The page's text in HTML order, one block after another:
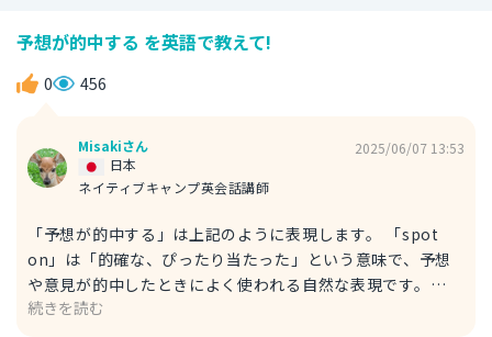
予想が的中する を英語で教えて!
0 456
Misakiさん
ネイティブキャンプ英会話講師
日本
2025/06/07 13:53
「予想が的中する」は上記のように表現します。 「spot
on」は「的確な、ぴったり当たった」という意味で、予想
や意見が的中したときによく使われる自然な表現です。
prediction : 予想、予感（名詞） 例文 A : Did you see who
続きを読む